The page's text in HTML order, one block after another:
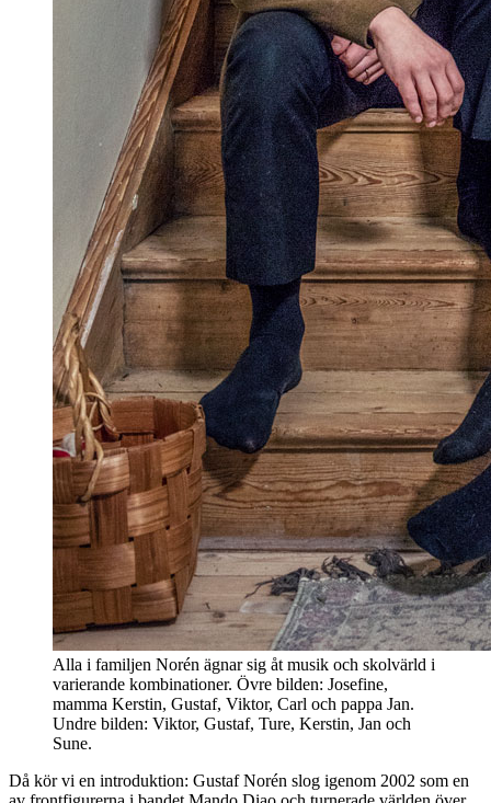
Alla i familjen Norén ägnar sig åt musik och skolvärld i
varierande kombinationer. Övre bilden: Josefine,
mamma Kerstin, Gustaf, Viktor, Carl och pappa Jan.
Undre bilden: Viktor, Gustaf, Ture, Kerstin, Jan och
Sune.
Då kör vi en introduktion: Gustaf Norén slog igenom 2002 som en